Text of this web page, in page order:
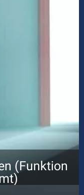
(Funktion